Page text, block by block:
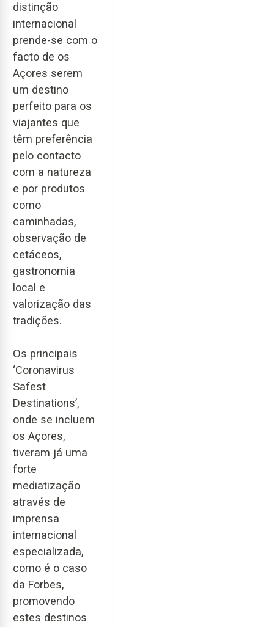
distinção
internacional
prende-se com o
facto de os
Açores serem
um destino
perfeito para os
viajantes que
têm preferência
pelo contacto
com a natureza
e por produtos
como
caminhadas,
observação de
cetáceos,
gastronomia
local e
valorização das
tradições.
Os principais
‘Coronavirus
Safest
Destinations’,
onde se incluem
os Açores,
tiveram já uma
forte
mediatização
através de
imprensa
internacional
especializada,
como é o caso
da Forbes,
promovendo
estes destinos